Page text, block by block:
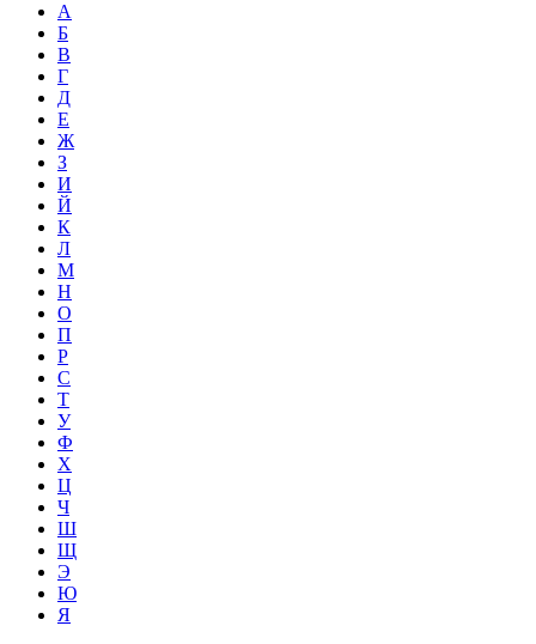
А
Б
В
Г
Д
Е
Ж
З
И
Й
К
Л
М
Н
О
П
Р
С
Т
У
Ф
Х
Ц
Ч
Ш
Щ
Э
Ю
Я